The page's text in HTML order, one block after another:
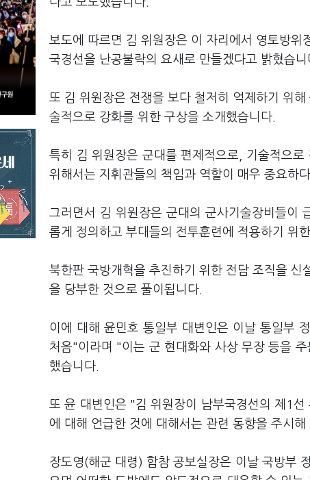
보도에 따르면 김 위원장은 이 자리에서 영토방
국경선을 난공불락의 요새로 만들겠다고 밝혔습니
또 김 위원장은 전쟁을 보다 철저히 억제하기 위
술적으로 강화를 위한 구상을 소개했습니다.
특히 김 위원장은 군대를 편제적으로, 기술적으
위해서는 지휘관들의 책임과 역할이 매우 중요하
그러면서 김 위원장은 군대의 군사기술장비들이
롭게 정의하고 부대들의 전투훈련에 적용하기 위
북한판 국방개혁을 추진하기 위한 전담 조직을
을 당부한 것으로 풀이됩니다.
이에 대해 윤민호 통일부 대변인은 이날 통일부
처음"이라며 "이는 군 현대화와 사상 무장 등을
했습니다.
또 윤 대변인은 "김 위원장이 남부국경선의 제1
에 대해 언급한 것에 대해서는 관련 동향을 주시해
장도영(해군 대령) 합참 공보실장은 이날 국방부